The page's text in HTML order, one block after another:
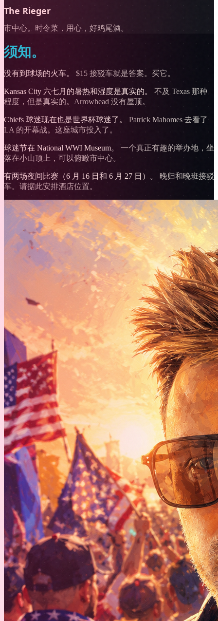
The Rieger
市中心。时令菜，用心，好鸡尾酒。
须知。
没有到球场的火车。 $15 接驳车就是答案。买它。
Kansas City 六七月的暑热和湿度是真实的。
不及 Texas 那种
程度，但是真实的。Arrowhead 没有屋顶。
Chiefs 球迷现在也是世界杯球迷了。
Patrick Mahomes 去看了
LA 的开幕战。这座城市投入了。
球迷节在 National WWI Museum。
一个真正有趣的举办地，坐
落在小山顶上，可以俯瞰市中心。
有两场夜间比赛（6 月 16 日和 6 月 27 日）。
晚归和晚班接驳
车。请据此安排酒店位置。